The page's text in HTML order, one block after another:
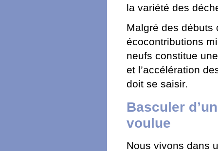
la variété des
Malgré des débuts
écocontributions
neufs constitue
et l’accélération
doit se saisir.
Basculer
voulue
Nous vivons dans